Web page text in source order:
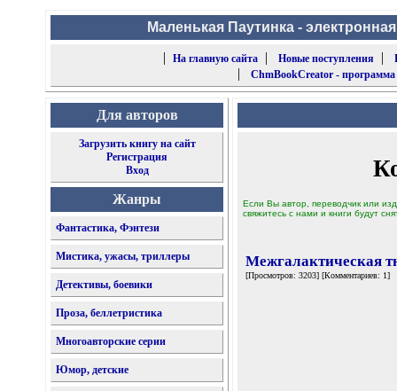
Маленькая Паутинка -
|
На главную сайта| Новые поступления |
| ChmBookCreator -
Для авторов
Загрузить книгу на сайт
Регистрация
Вход
Жанры
Фантастика, Фэнтези
Мистика, ужасы, триллеры
Детективы, боевики
Проза, беллетристика
Многоавторские серии
Юмор, детские
Если Вы автор, переводчик или
свяжитесь с нами и книги будут
Межгалактическая
[Просмотров: 3203] [Комментариев: 1]